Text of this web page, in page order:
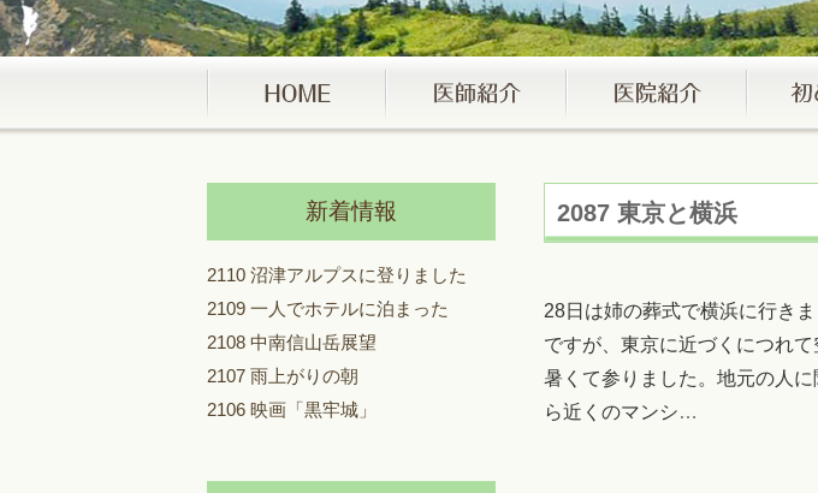
2087 東京と横浜
28日は姉の葬式で横浜に行き
ですが、東京に近づくにつれ
暑くて参りました。地元の人
ら近くのマンシ…
新着情報
2110 沼津アルプスに登りました
2109 一人でホテルに泊まった
2108 中南信山岳展望
2107 雨上がりの朝
2106 映画「黒牢城」